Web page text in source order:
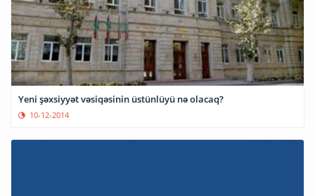
Yeni şəxsiyyət vəsiqəsinin üstünlüyü nə olacaq?
10-12-2014